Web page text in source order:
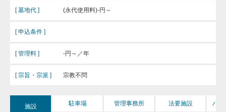
[ 墓地代 ] (永代使用料)-円～
[ 申込条件 ]
[ 管理料 ] -円～／年
[ 宗旨・宗派 ] 宗教不問
施設
駐車場 管理事務所 法要施設 バ